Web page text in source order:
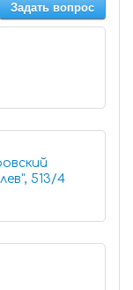
Задать вопрос
4